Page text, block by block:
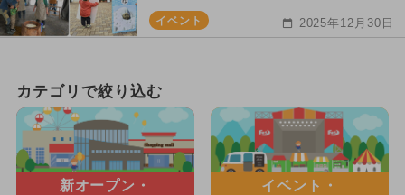
イベント 2025年12月30日
カテゴリで絞り込む
新オープン・
イベント・